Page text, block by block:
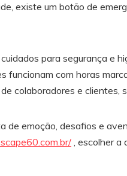
existe um botão de
para segurança e
funcionam com horas
colaboradores e clientes,
de emoção, desafios e
, escolher a